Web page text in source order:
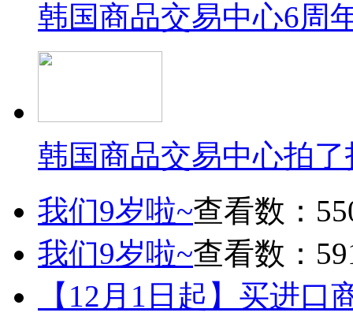
韩国商品交易中心6周
韩国商品交易中心拍
我们9岁啦~查看数：
我们9岁啦~查看数：
【12月1日起】买进口